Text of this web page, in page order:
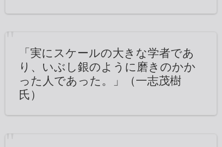
「実にスケールの大きな学者であ
り、いぶし銀のように磨きのかか
った人であった。」（一志茂樹
氏）